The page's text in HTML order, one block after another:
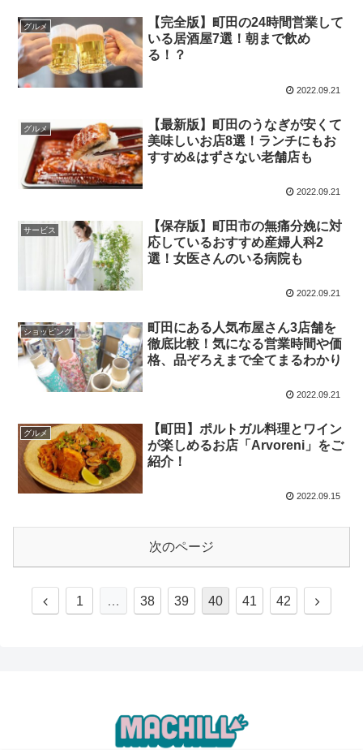
グルメ
【完全版】町田の24時間営業して
いる居酒屋7選！朝まで飲め
る！？
2022.09.21
グルメ
【最新版】町田のうなぎが安くて
美味しいお店8選！ランチにもお
すすめ&はずさない老舗店も
2022.09.21
サービス
【保存版】町田市の無痛分娩に対
応しているおすすめ産婦人科2
選！女医さんのいる病院も
2022.09.21
ショッピング
町田にある人気布屋さん3店舗を
徹底比較！気になる営業時間や価
格、品ぞろえまで全てまるわかり
2022.09.21
グルメ
【町田】ポルトガル料理とワイン
が楽しめるお店「Arvoreni」をご
紹介！
2022.09.15
次のページ
1 … 38 39 40 41 42